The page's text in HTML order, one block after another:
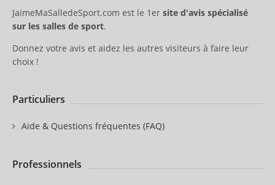
JaimeMaSalledeSport.com est le 1er site d'avis spécialisé
sur les salles de sport.
Donnez votre avis et aidez les autres visiteurs à faire leur
choix !
Particuliers
Aide & Questions fréquentes (FAQ)
Professionnels